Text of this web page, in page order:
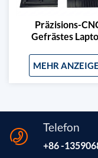
Präzisions-
Gefrästes
MEHR
Telefon
+86 -